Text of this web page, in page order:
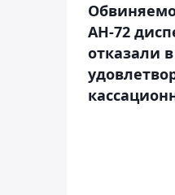
АН-72
отказали в